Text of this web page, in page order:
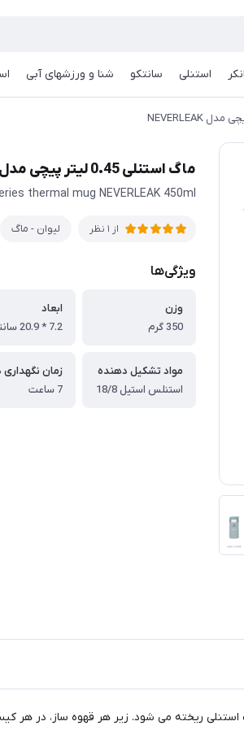
انکر استنلی سانتکو شنا و ورزشهای آبی
ماگ استنلی 0.45 لیتر پیچی مدل NEVERLEAK
thermal mug NEVERLEAK 450ml
از 1 نظر لیوان - ماگ
ویژگی‌ها
وزن
350 گرم
ابعاد
7.2 * 20.9 سانتی متر
مواد تشکیل دهنده
استنلس استیل 18/8
7 ساعت
استنلی ریخته می شود. زیر هر قهوه ساز، در